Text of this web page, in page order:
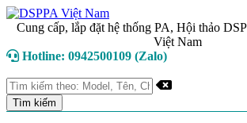
Cung cấp, lắp đặt hệ thống PA, Hội thảo
Việt Nam
Hotline: 0942500109 (Zalo)